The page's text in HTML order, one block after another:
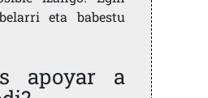
eta babestu
apoyar a